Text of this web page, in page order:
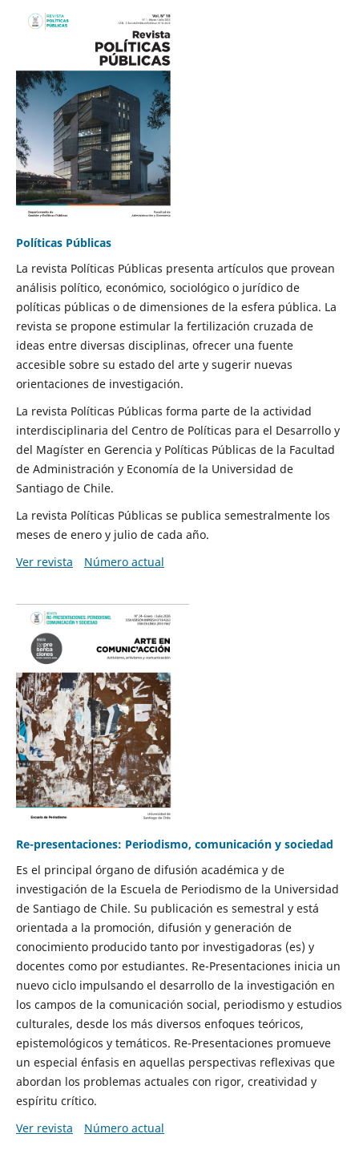
Políticas Públicas
La revista Políticas Públicas presenta artículos que provean
análisis político, económico, sociológico o jurídico de
políticas públicas o de dimensiones de la esfera pública. La
revista se propone estimular la fertilización cruzada de
ideas entre diversas disciplinas, ofrecer una fuente
accesible sobre su estado del arte y sugerir nuevas
orientaciones de investigación.
La revista Políticas Públicas forma parte de la actividad
interdisciplinaria del Centro de Políticas para el Desarrollo y
del Magíster en Gerencia y Políticas Públicas de la Facultad
de Administración y Economía de la Universidad de
Santiago de Chile.
La revista Políticas Públicas se publica semestralmente los
meses de enero y julio de cada año.
Ver revista
Número actual
Re-presentaciones: Periodismo, comunicación y sociedad
Es el principal órgano de difusión académica y de
investigación de la Escuela de Periodismo de la Universidad
de Santiago de Chile. Su publicación es semestral y está
orientada a la promoción, difusión y generación de
conocimiento producido tanto por investigadoras (es) y
docentes como por estudiantes. Re-Presentaciones inicia un
nuevo ciclo impulsando el desarrollo de la investigación en
los campos de la comunicación social, periodismo y estudios
culturales, desde los más diversos enfoques teóricos,
epistemológicos y temáticos. Re-Presentaciones promueve
un especial énfasis en aquellas perspectivas reflexivas que
abordan los problemas actuales con rigor, creatividad y
espíritu crítico.
Ver revista
Número actual